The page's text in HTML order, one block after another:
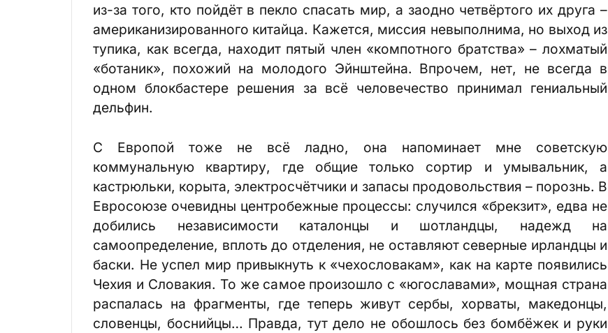
из-за того, кто пойдёт в пекло спасать мир, а заодно четвёртого их друга –
американизированного китайца. Кажется, миссия невыполнима, но выход из
тупика, как всегда, находит пятый член «компотного братства» – лохматый
«ботаник», похожий на молодого Эйнштейна. Впрочем, нет, не всегда в
одном блокбастере решения за всё человечество принимал гениальный
дельфин.
С Европой тоже не всё ладно, она напоминает мне советскую
коммунальную квартиру, где общие только сортир и умывальник, а
кастрюльки, корыта, электросчётчики и запасы продовольствия – порознь. В
Евросоюзе очевидны центробежные процессы: случился «брекзит», едва не
добились независимости каталонцы и шотландцы, надежд на
самоопределение, вплоть до отделения, не оставляют северные ирландцы и
бас­ки. Не успел мир привыкнуть к «чехословакам», как на карте появились
Чехия и Словакия. То же самое произошло с «юго­славами», мощная страна
распалась на фрагменты, где теперь живут сербы, хорваты, македонцы,
словенцы, боснийцы… Правда, тут дело не обошлось без бомбёжек и руки